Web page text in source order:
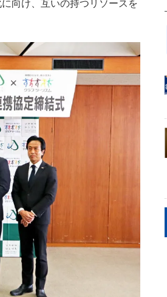
向け、互いの持つリソースを